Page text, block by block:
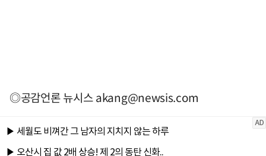
◎공감언론 뉴시스akang@newsis.com